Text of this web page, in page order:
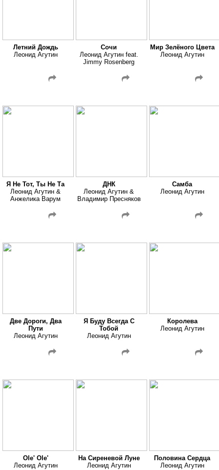
Летний Дождь
Леонид Агутин
Сочи
Леонид Агутин feat.
Jimmy Rosenberg
Мир Зелёного Цвета
Леонид Агутин
Я Не Тот, Ты Не Та
Леонид Агутин &
Анжелика Варум
ДНК
Леонид Агутин &
Владимир Пресняков
Самба
Леонид Агутин
Две Дороги, Два
Пути
Леонид Агутин
Я Буду Всегда С
Тобой
Леонид Агутин
Королева
Леонид Агутин
Ole' Ole'
Леонид Агутин
На Сиреневой Луне
Леонид Агутин
Половина Сердца
Леонид Агутин